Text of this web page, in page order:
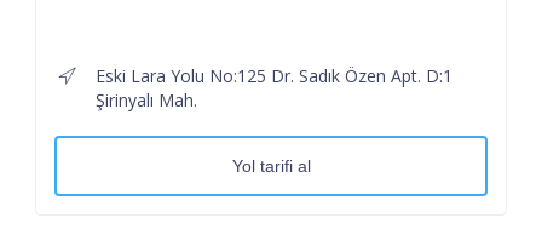
Eski Lara Yolu No:125 Dr. Sadık Özen Apt. D:1
Şirinyalı Mah.
Yol tarifi al